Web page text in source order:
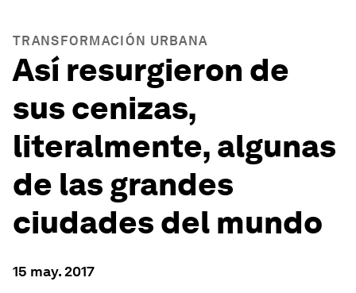
TRANSFORMACIÓN URBANA
Así resurgieron de
sus cenizas,
literalmente, algunas
de las grandes
ciudades del mundo
15 may. 2017